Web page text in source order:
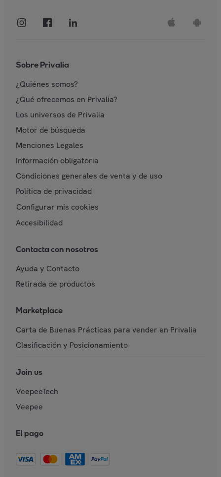
Sobre Privalia
¿Quiénes somos?
¿Qué ofrecemos en Privalia?
Los universos de Privalia
Motor de búsqueda
Menciones Legales
Información obligatoria
Condiciones generales de venta y de uso
Política de privacidad
Configurar mis cookies
Accesibilidad
Contacta con nosotros
Ayuda y Contacto
Retirada de productos
Marketplace
Carta de Buenas Prácticas para vender en Privalia
Clasificación y Posicionamiento
Join us
VeepeeTech
Veepee
El pago